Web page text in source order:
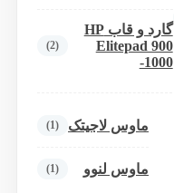
گارد و قاب HP
Elitepad 900
-1000
(2)
ماوس لاجیتک (1)
ماوس لنوو (1)